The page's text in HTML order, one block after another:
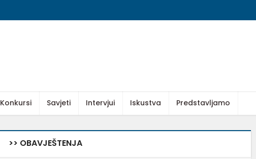
Konkursi Savjeti Intervjui Iskustva Predstavljamo
>> OBAVJEŠTENJA